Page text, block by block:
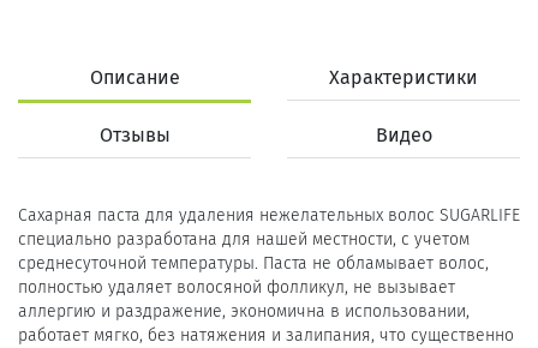
Описание Характеристики
Отзывы Видео
Сахарная паста для удаления нежелательных волос SUGARLIFE
специально разработана для нашей местности, с учетом
среднесуточной температуры. Паста не обламывает волос,
полностью удаляет волосяной фолликул, не вызывает
аллергию и раздражение, экономична в использовании,
работает мягко, без натяжения и залипания, что существенно